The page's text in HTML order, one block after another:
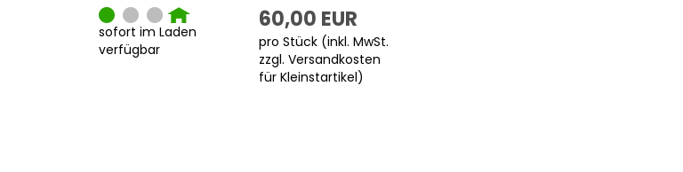
sofort im Laden
verfügbar
60,00 EUR
pro Stück (inkl. MwSt.
zzgl.Versandkosten
für Kleinstartikel)